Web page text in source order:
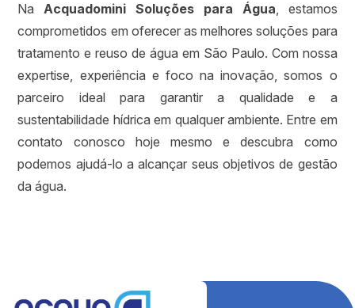
NaAcquadomini Soluções para Água, estamos
comprometidos em oferecer as melhores soluções para
tratamento e reuso de água em São Paulo. Com nossa
expertise, experiência e foco na inovação, somos o
parceiro ideal para garantir a qualidade e a
sustentabilidade hídrica em qualquer ambiente. Entre em
contato conosco hoje mesmo e descubra como
podemos ajudá-lo a alcançar seus objetivos de gestão
da água.